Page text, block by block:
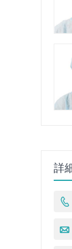
詳

